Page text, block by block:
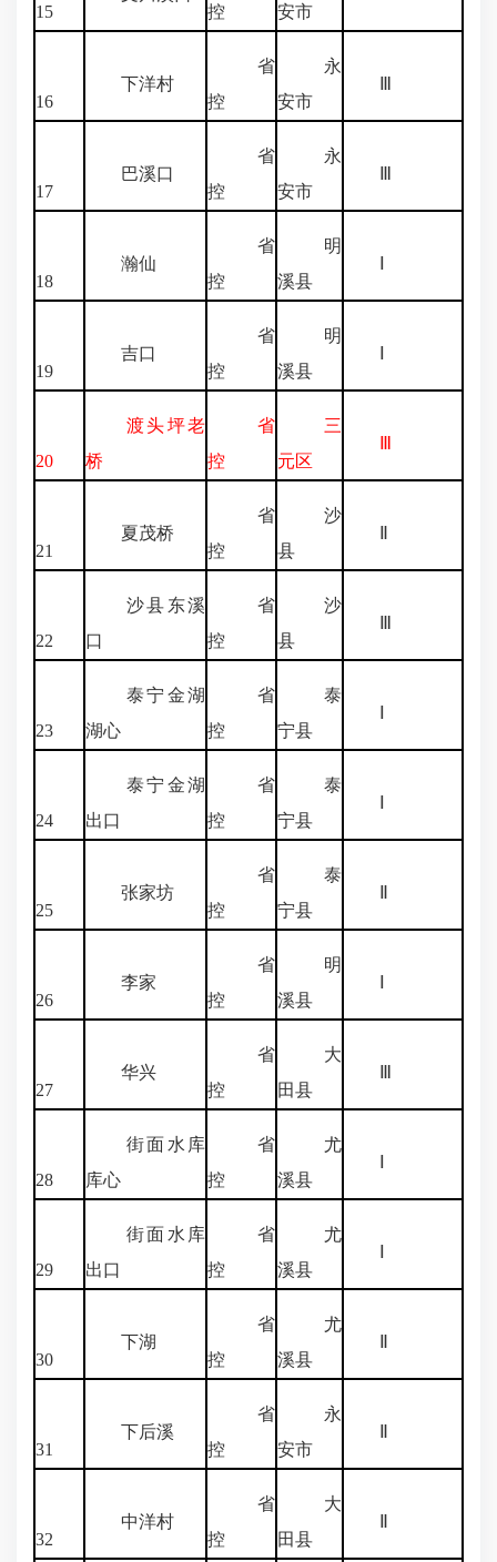
15
控
安市
16
下洋村
省
控
永
安市
17
巴溪口
省
控
永
安市
18
瀚仙
省
控
明
溪县
19
吉口
省
控
明
溪县
20
渡头坪老
桥
省
控
三
元区
21
夏茂桥
省
控
沙
县
22
沙县东溪
口
省
控
沙
县
23
泰宁金湖
湖心
省
控
泰
宁县
24
泰宁金湖
出口
省
控
泰
宁县
25
张家坊
省
控
泰
宁县
26
李家
省
控
明
溪县
27
华兴
省
控
大
田县
28
街面水库
库心
省
控
尤
溪县
29
街面水库
出口
省
控
尤
溪县
30
下湖
省
控
尤
溪县
31
下后溪
省
控
永
安市
32
中洋村
省
控
大
田县